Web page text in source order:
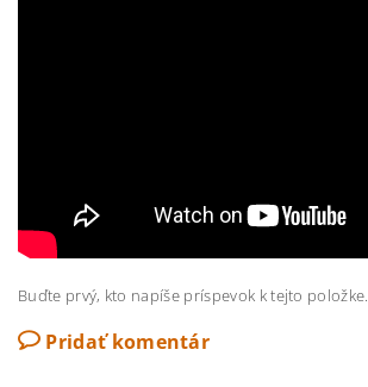
Buďte prvý, kto napíše príspevok k tejto položke.
Pridať komentár